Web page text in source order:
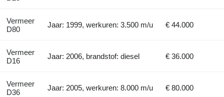
Vermeer
D80
Jaar: 1999, werkuren: 3.500 m/u € 44.000
Vermeer
D16
Jaar: 2006, brandstof: diesel € 36.000
Vermeer
D36
Jaar: 2005, werkuren: 8.000 m/u € 80.000